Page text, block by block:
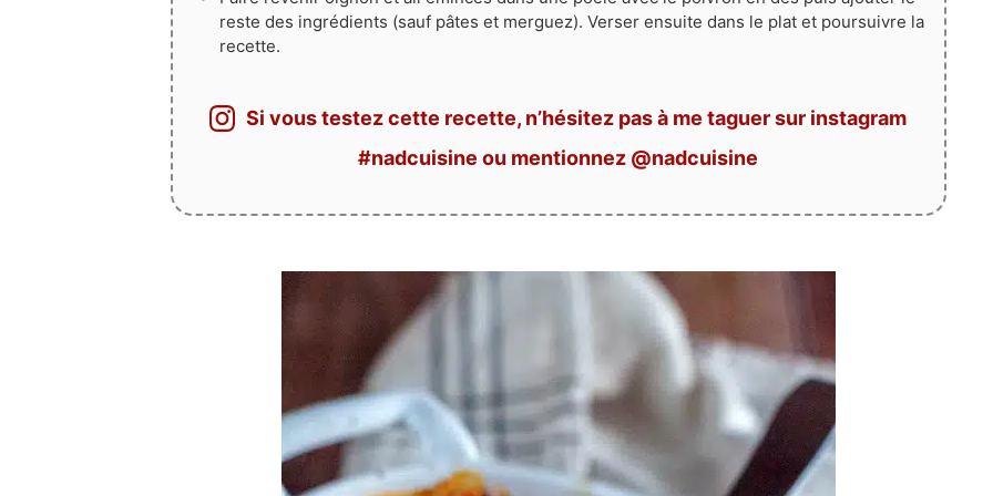
reste des ingrédients (sauf pâtes et merguez). Verser ensuite dans le plat et poursuivre la
recette.
Si vous testez cette recette, n’hésitez pas à me taguer sur instagram
#nadcuisine ou mentionnez @nadcuisine